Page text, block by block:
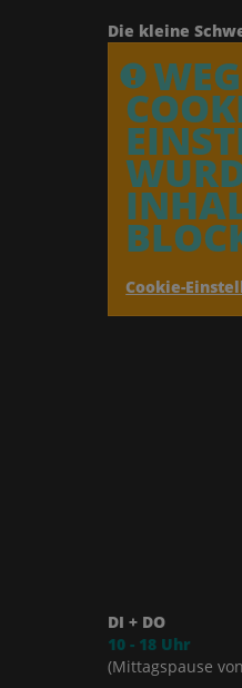
Die kleine
Cookie-
DI + DO
10 - 18 Uhr
(Mittagspause